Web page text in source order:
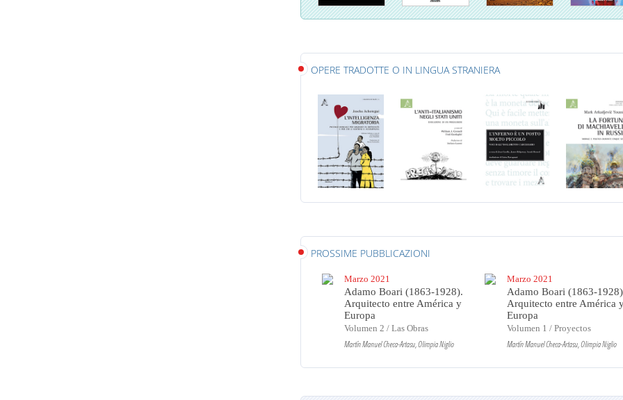
OPERE TRADOTTE O IN LINGUA STRANIERA
PROSSIME PUBBLICAZIONI
Marzo 2021
Adamo Boari (1863-1928).
Arquitecto entre América y
Europa
Volumen 2 / Las Obras
Martín Manuel Checa-Artasu, Olimpia Niglio
Marzo 2021
Adamo Boari (1863-
Arquitecto entre América
Europa
Volumen 1 / Proyectos
Martín Manuel Checa-Artasu, Olimpia Niglio